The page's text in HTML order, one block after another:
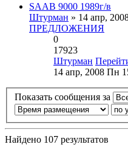
SAAB 9000 1989г/в
Штурман » 14 апр,
ПРЕДЛОЖЕНИЯ
0
17923
Штурман
14 апр, 2008 Пн
Показать сообщения за
Найдено 107 результатов